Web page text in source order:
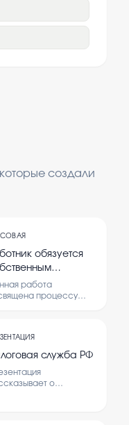
создали
обязуется
трудом, за
к изданию
работа
процессу
этапов и
Исследование
на
эффективных
и особенностей
служба РФ
о